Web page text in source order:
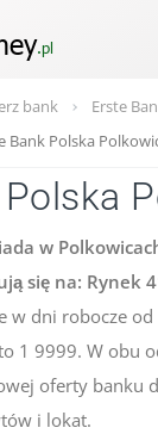
bank
Erste
Bank Polska
w
się na: Rynek
w dni robocze od
1 9999. W obu
oferty banku
i lokat.